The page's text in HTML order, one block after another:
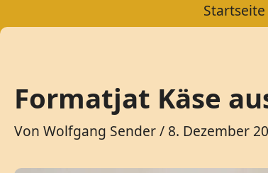
Startseite
Formatjat Käse
Von Wolfgang Sender/ 8. Dezember